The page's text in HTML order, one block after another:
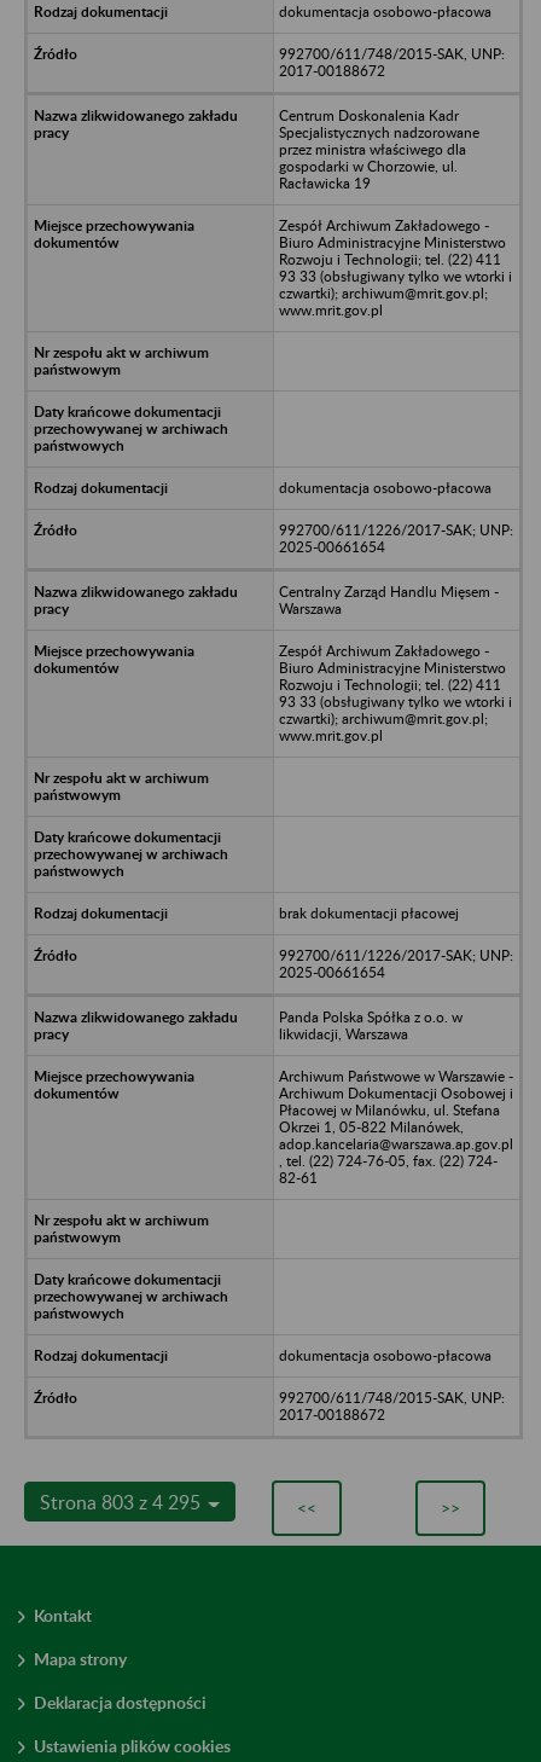
dokumentacja osobowo-płacowa
992700/611/748/2015-SAK, UNP:
2017-00188672
Centrum Doskonalenia Kadr
Specjalistycznych nadzorowane
przez ministra właściwego dla
gospodarki w Chorzowie, ul.
Racławicka 19
Zespół Archiwum Zakładowego -
Biuro Administracyjne Ministerstwo
Rozwoju i Technologii; tel. (22) 411
93 33 (obsługiwany tylko we wtorki i
czwartki); archiwum@mrit.gov.pl;
www.mrit.gov.pl
dokumentacja osobowo-płacowa
992700/611/1226/2017-SAK; UNP:
2025-00661654
Centralny Zarząd Handlu Mięsem -
Warszawa
Zespół Archiwum Zakładowego -
Biuro Administracyjne Ministerstwo
Rozwoju i Technologii; tel. (22) 411
93 33 (obsługiwany tylko we wtorki i
czwartki); archiwum@mrit.gov.pl;
www.mrit.gov.pl
brak dokumentacji płacowej
992700/611/1226/2017-SAK; UNP:
2025-00661654
Panda Polska Spółka z o.o. w
likwidacji, Warszawa
Archiwum Państwowe w Warszawie -
Archiwum Dokumentacji Osobowej i
Płacowej w Milanówku, ul. Stefana
Okrzei 1, 05-822 Milanówek,
adop.kancelaria@warszawa.ap.gov.pl
, tel. (22) 724-76-05, fax. (22) 724-
82-61
dokumentacja osobowo-płacowa
992700/611/748/2015-SAK, UNP:
2017-00188672
Strona 803 z 4 295 << >>
Kontakt
Mapa strony
Deklaracja dostępności
Ustawienia plików cookies